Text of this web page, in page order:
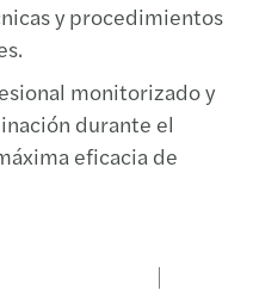
y procedimientos
monitorizado y
durante el
eficacia de